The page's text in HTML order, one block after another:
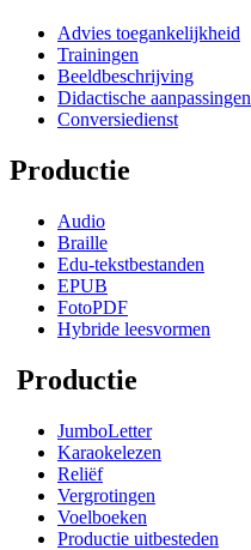
Advies toegankelijkheid
Trainingen
Beeldbeschrijving
Didactische aanpassingen
Conversiedienst
Productie
Audio
Braille
Edu-tekstbestanden
EPUB
FotoPDF
Hybride leesvormen
Productie
JumboLetter
Karaokelezen
Reliëf
Vergrotingen
Voelboeken
Productie uitbesteden